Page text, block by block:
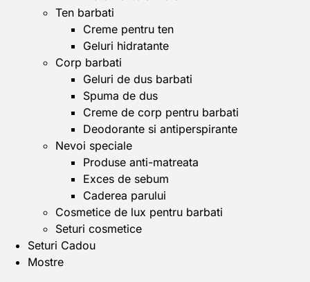
Ten barbati
Creme pentru ten
Geluri hidratante
Corp barbati
Geluri de dus barbati
Spuma de dus
Creme de corp pentru barbati
Deodorante si antiperspirante
Nevoi speciale
Produse anti-matreata
Exces de sebum
Caderea parului
Cosmetice de lux pentru barbati
Seturi cosmetice
Seturi Cadou
Mostre